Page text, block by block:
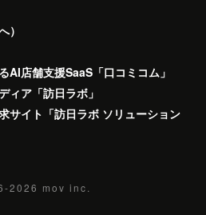
）
AI店舗支援SaaS「口コミコム」
ィア「訪日ラボ」
サイト「訪日ラボ ソリューション
2026 mov inc.